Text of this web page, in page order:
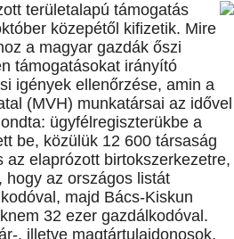
területalapú támogatás
közepétől kifizetik. Mire
a magyar gazdák őszi
támogatásokat irányító
igények ellenőrzése, amin a
(MVH) munkatársai az idővel
ügyfélregiszterükbe a
be, közülük 12 600 társaság
elaprózott birtokszerkezetre,
hogy az országos listát
majd Bács-Kiskun
32 ezer gazdálkodóval.
, illetve magtártulajdonosok,